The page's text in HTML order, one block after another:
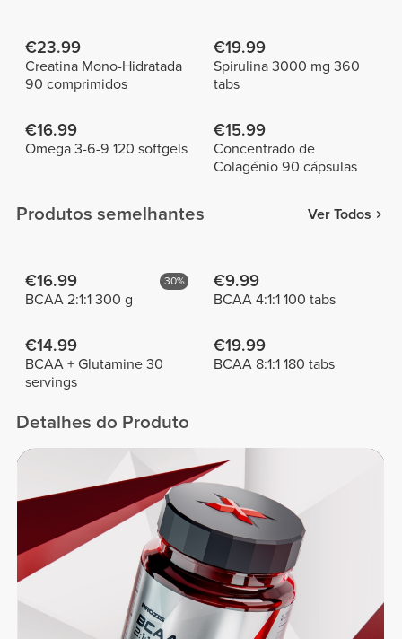
€23.99
Creatina Mono-Hidratada
90 comprimidos
€19.99
Spirulina 3000 mg 360
tabs
€16.99
Omega 3-6-9 120 softgels
€15.99
Concentrado de
Colagénio 90 cápsulas
Produtos semelhantes Ver Todos
€16.99 30%
BCAA 2:1:1 300 g
€9.99
BCAA 4:1:1 100 tabs
€14.99
BCAA + Glutamine 30
servings
€19.99
BCAA 8:1:1 180 tabs
Detalhes do Produto